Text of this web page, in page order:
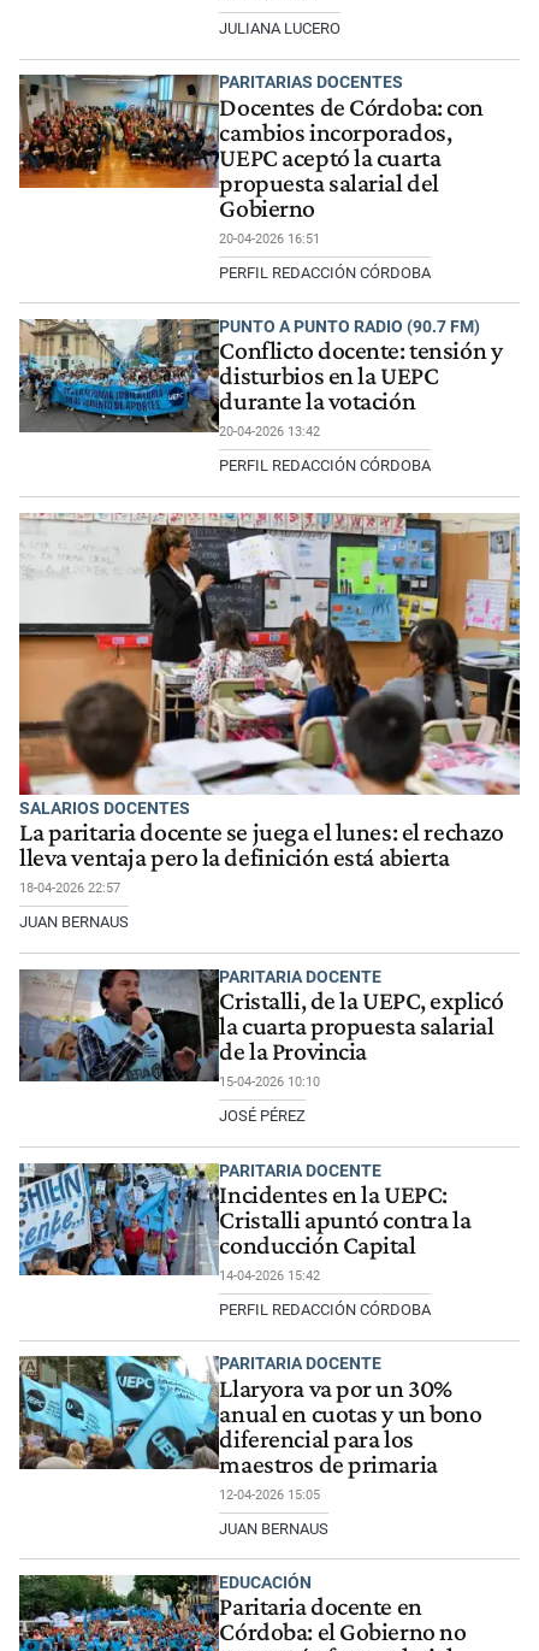
JULIANA LUCERO
PARITARIAS DOCENTES
Docentes de Córdoba: con
cambios incorporados,
UEPC aceptó la cuarta
propuesta salarial del
Gobierno
20-04-2026 16:51
PERFIL REDACCIÓN CÓRDOBA
PUNTO A PUNTO RADIO (90.7 FM)
Conflicto docente: tensión y
disturbios en la UEPC
durante la votación
20-04-2026 13:42
PERFIL REDACCIÓN CÓRDOBA
SALARIOS DOCENTES
La paritaria docente se juega el lunes: el rechazo
lleva ventaja pero la definición está abierta
18-04-2026 22:57
JUAN BERNAUS
PARITARIA DOCENTE
Cristalli, de la UEPC, explicó
la cuarta propuesta salarial
de la Provincia
15-04-2026 10:10
JOSÉ PÉREZ
PARITARIA DOCENTE
Incidentes en la UEPC:
Cristalli apuntó contra la
conducción Capital
14-04-2026 15:42
PERFIL REDACCIÓN CÓRDOBA
PARITARIA DOCENTE
Llaryora va por un 30%
anual en cuotas y un bono
diferencial para los
maestros de primaria
12-04-2026 15:05
JUAN BERNAUS
EDUCACIÓN
Paritaria docente en
Córdoba: el Gobierno no